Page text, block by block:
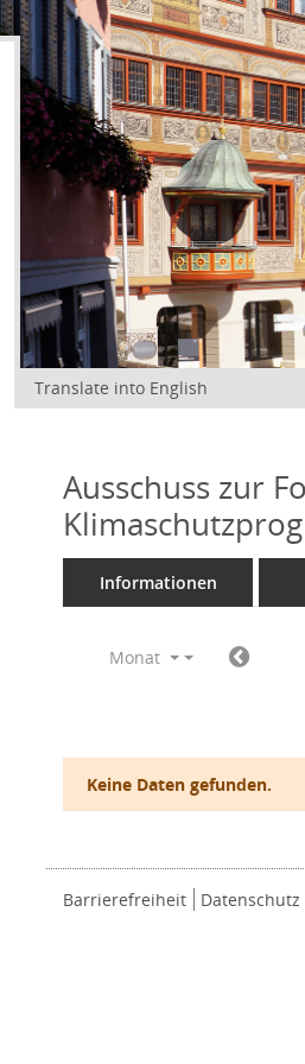
Translate into English
Ausschuss zur
Informationen
Monat
Keine Daten gefunden.
Barrierefreiheit Datenschutz